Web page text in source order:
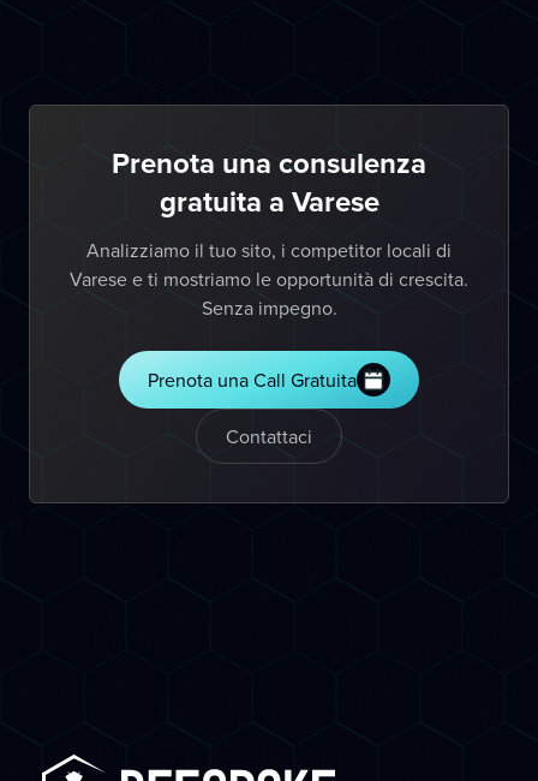
Prenota una consulenza
gratuita a Varese
Analizziamo il tuo sito, i competitor locali di
Varese e ti mostriamo le opportunità di crescita.
Senza impegno.
Prenota una Call Gratuita
Contattaci